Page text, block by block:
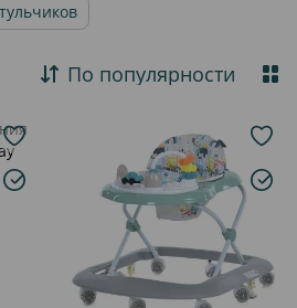
По популярности